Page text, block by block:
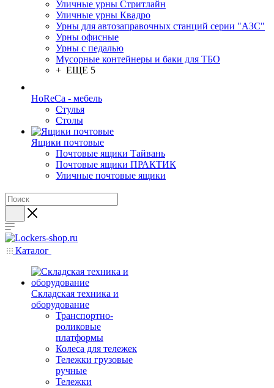
Уличные урны Стритлайн
Уличные урны Квадро
Урны для автозаправочных станций серии "АЗС"
Урны офисные
Урны с педалью
Мусорные контейнеры и баки для ТБО
+ ЕЩЕ 5
HoReCa - мебель
Стулья
Столы
Ящики почтовые
Почтовые ящики Тайвань
Почтовые ящики ПРАКТИК
Уличные почтовые ящики
Каталог
Складская техника и
оборудование
Транспортно-
роликовые
платформы
Колеса для тележек
Тележки грузовые
ручные
Тележки